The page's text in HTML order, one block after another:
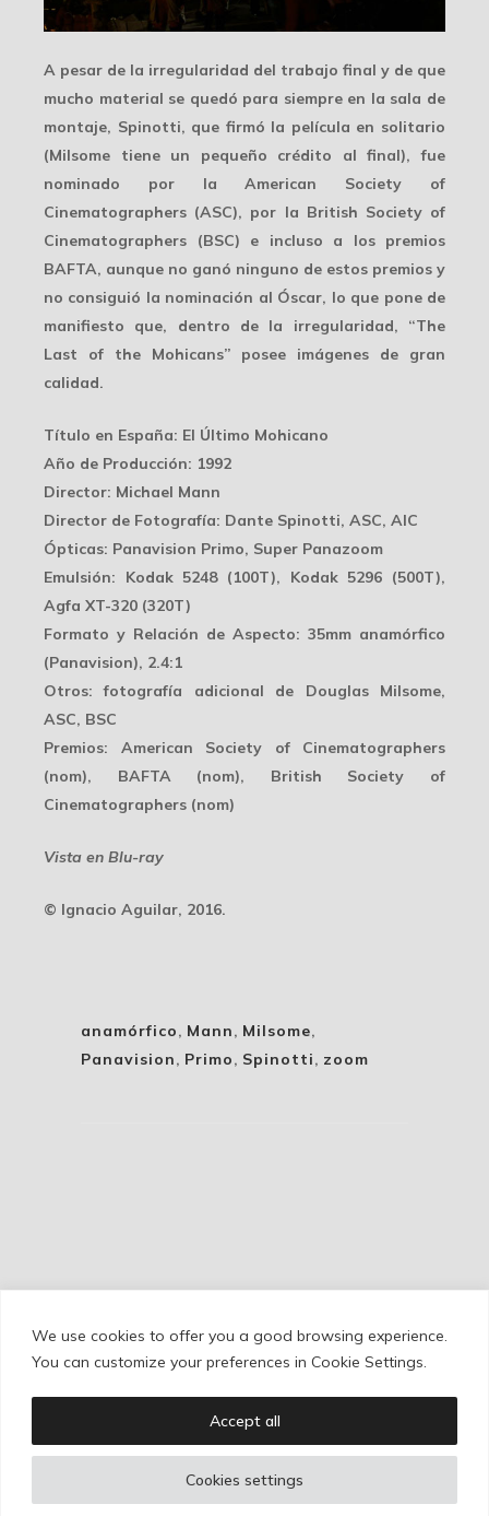
We use cookies to offer you a good browsing experience.
You can customize your preferences in Cookie Settings.
Cookies settings
Accept all
A pesar de la irregularidad del trabajo final y de que
mucho material se quedó para siempre en la sala de
montaje, Spinotti, que firmó la película en solitario
(Milsome tiene un pequeño crédito al final), fue
nominado por laAmerican Society of
Cinematographers (ASC), por la British Society of
Cinematographers (BSC) e incluso a los premios
BAFTA, aunque no ganó ninguno de estos premios y
no consiguió la nominación al Óscar, lo que pone de
manifiesto que, dentro de la irregularidad, “The
Last of the Mohicans” posee imágenes de gran
calidad.
Título en España: El Último Mohicano
Año de Producción: 1992
Director: Michael Mann
Director de Fotografía: Dante Spinotti, ASC, AIC
Ópticas: Panavision Primo, Super Panazoom
Emulsión: Kodak 5248 (100T), Kodak 5296 (500T),
Agfa XT-320 (320T)
Formato y Relación de Aspecto: 35mm anamórfico
(Panavision), 2.4:1
Otros: fotografía adicional de Douglas Milsome,
ASC, BSC
Premios: American Society of Cinematographers
(nom), BAFTA (nom), British Society of
Cinematographers (nom)
Vista en Blu-ray
© Ignacio Aguilar, 2016.
anamórfico, Mann, Milsome,
Panavision, Primo, Spinotti, zoom
Cookie Policy/Privacy Policy /Legal Warning
Copyright © Ignacio Aguilar
Web development byBonzo Estudio